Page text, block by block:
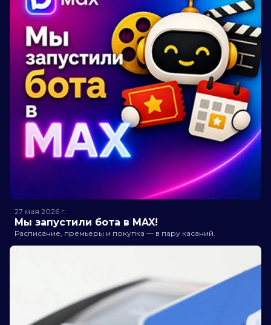
27 мая 2026 г.
Мы запустили бота в MAX!
Расписание, премьеры и покупка — в пару касаний.